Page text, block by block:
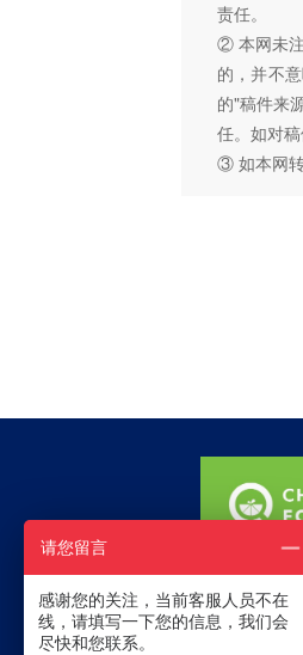
责任。
② 本网未
的，并不
的"稿件来
任。如对
③ 如本网
请您留言
感谢您的关注，当前客服人员不在
线，请填写一下您的信息，我们会
尽快和您联系。